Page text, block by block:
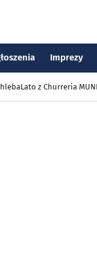
Imprezy
Lato z Churreria